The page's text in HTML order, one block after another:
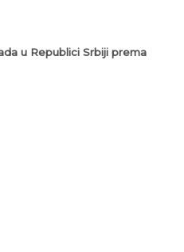
u Republici Srbiji prema